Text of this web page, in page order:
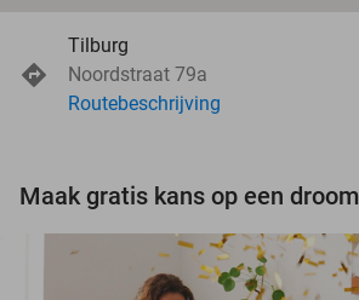
Tilburg
Noordstraat 79a
Routebeschrijving